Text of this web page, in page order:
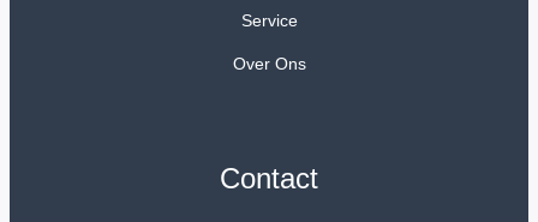
Service
Over Ons
Contact